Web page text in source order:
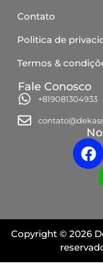
Contato
Politica de
Termos &
Fale Conosco
+819081304933
Copyright © 2026